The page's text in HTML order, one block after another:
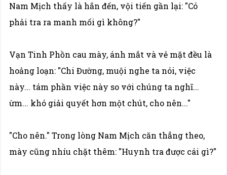
Nam Mịch thấy là hắn đến, vội tiến gần lại: "Có
phải tra ra manh mối gì không?"
Vạn Tinh Phồn cau mày, ánh mắt và vẻ mặt đều là
hoảng loạn: "Chi Đường, muội nghe ta nói, việc
này... tám phần việc này so với chúng ta nghĩ...
ừm... khó giải quyết hơn một chút, cho nên..."
"Cho nên." Trong lòng Nam Mịch căn thẳng theo,
mày cũng nhíu chặt thêm: "Huynh tra được cái gì?"